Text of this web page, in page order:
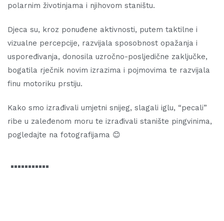
polarnim životinjama i njihovom staništu.
Djeca su, kroz ponuđene aktivnosti, putem taktilne i
vizualne percepcije, razvijala sposobnost opažanja i
uspoređivanja, donosila uzročno-posljedične zaključke,
bogatila rječnik novim izrazima i pojmovima te razvijala
finu motoriku prstiju.
Kako smo izrađivali umjetni snijeg, slagali iglu, “pecali”
ribe u zaleđenom moru te izrađivali stanište pingvinima,
pogledajte na fotografijama 😊